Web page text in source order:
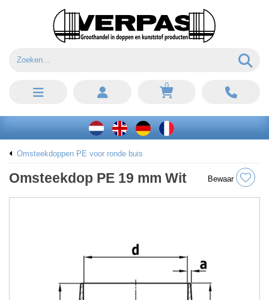
0
Omsteekdoppen PE voor ronde buis
Omsteekdop PE 19 mm Wit Bewaar